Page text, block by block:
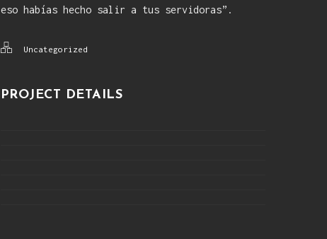
eso habías hecho salir a tus servidoras”.
Uncategorized
PROJECT DETAILS